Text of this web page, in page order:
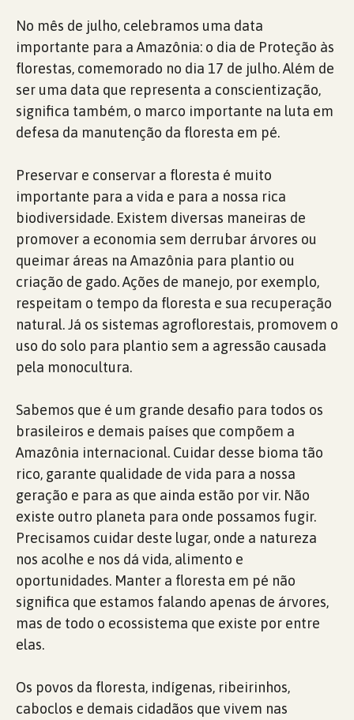
No mês de julho, celebramos uma data
importante para a Amazônia: o dia de Proteção às
florestas, comemorado no dia 17 de julho. Além de
ser uma data que representa a conscientização,
significa também, o marco importante na luta em
defesa da manutenção da floresta em pé.
Preservar e conservar a floresta é muito
importante para a vida e para a nossa rica
biodiversidade. Existem diversas maneiras de
promover a economia sem derrubar árvores ou
queimar áreas na Amazônia para plantio ou
criação de gado. Ações de manejo, por exemplo,
respeitam o tempo da floresta e sua recuperação
natural. Já os sistemas agroflorestais, promovem o
uso do solo para plantio sem a agressão causada
pela monocultura.
Sabemos que é um grande desafio para todos os
brasileiros e demais países que compõem a
Amazônia internacional. Cuidar desse bioma tão
rico, garante qualidade de vida para a nossa
geração e para as que ainda estão por vir. Não
existe outro planeta para onde possamos fugir.
Precisamos cuidar deste lugar, onde a natureza
nos acolhe e nos dá vida, alimento e
oportunidades. Manter a floresta em pé não
significa que estamos falando apenas de árvores,
mas de todo o ecossistema que existe por entre
elas.
Os povos da floresta, indígenas, ribeirinhos,
caboclos e demais cidadãos que vivem nas